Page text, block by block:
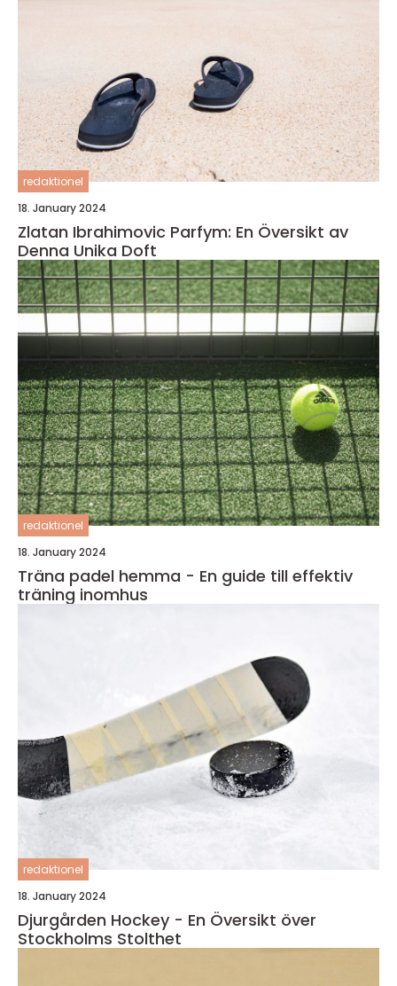
redaktionel
18. January 2024
Zlatan Ibrahimovic Parfym: En Översikt av
Denna Unika Doft
redaktionel
18. January 2024
Träna padel hemma - En guide till effektiv
träning inomhus
redaktionel
18. January 2024
Djurgården Hockey - En Översikt över
Stockholms Stolthet